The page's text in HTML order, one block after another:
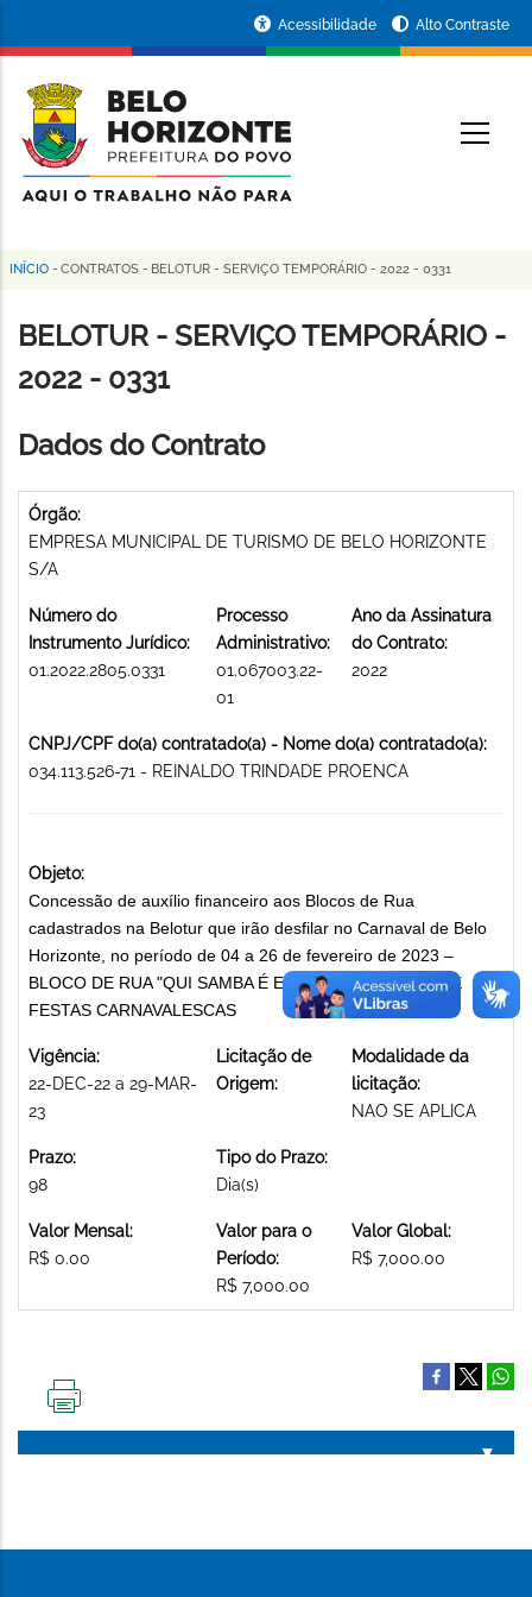
conteúdo
principal
da
Prefeitura
de
Horizonte
Acessibilidade Alto Contraste
Trilha
de
navegação
INÍCIO - CONTRATOS - BELOTUR - SERVIÇO TEMPORÁRIO - 2022 - 0331
BELOTUR - SERVIÇO TEMPORÁRIO -
2022 - 0331
Dados do Contrato
Órgão:
EMPRESA MUNICIPAL DE TURISMO DE BELO HORIZONTE
S/A
Número do
Instrumento Jurídico:
01.2022.2805.0331
Processo
Administrativo:
01.067003.22-
01
Ano da Assinatura
do Contrato:
2022
CNPJ/CPF do(a) contratado(a) - Nome do(a) contratado(a):
034.113.526-71 - REINALDO TRINDADE PROENCA
Objeto:
Concessão de auxílio financeiro aos Blocos de Rua
cadastrados na Belotur que irão desfilar no Carnaval de Belo
Horizonte, no período de 04 a 26 de fevereiro de 2023 –
BLOCO DE RUA "QUI SAMBA É ESSE?" PROMOÇÃO DE
FESTAS CARNAVALESCAS
Vigência:
22-DEC-22 a 29-MAR-
23
Licitação de
Origem:
Modalidade da
licitação:
NAO SE APLICA
Prazo:
98
Tipo do Prazo:
Dia(s)
Valor Mensal:
R$ 0.00
Valor para o
Período:
R$ 7,000.00
Valor Global:
R$ 7,000.00
PÁGINA